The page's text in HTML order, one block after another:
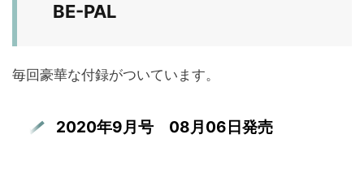
BE-PAL
毎回豪華な付録がついています。
2020年9月号 08月06日発売